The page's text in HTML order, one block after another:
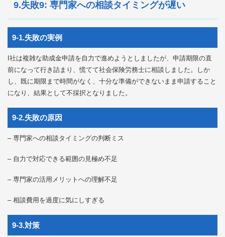
9.失敗9: 専門家への相談タイミングが遅い
9-1.失敗の実例
I社は複雑な助成金申請を自力で進めようとしましたが、申請期限の直
前になって行き詰まり、慌てて社会保険労務士に相談しました。しか
し、既に期限まで時間がなく、十分な準備ができないまま申請すること
になり、結果として不採択となりました。
9-2.失敗の原因
– 専門家への相談タイミングの判断ミス
– 自力で対応できる範囲の見極め不足
– 専門家の活用メリットへの理解不足
– 相談費用を過度に気にしすぎる
9-3.対策